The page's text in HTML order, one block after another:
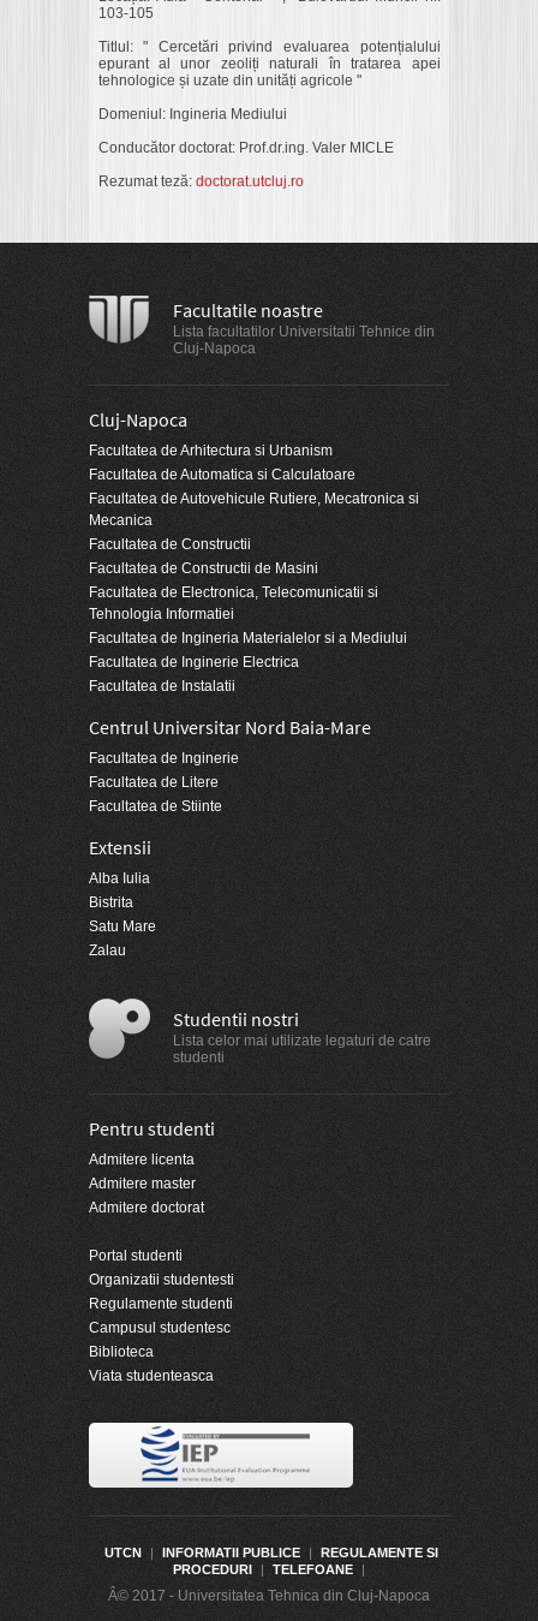
103-105
Titlul: " Cercetări privind evaluarea potențialului
epurant al unor zeoliți naturali în tratarea apei
tehnologice și uzate din unități agricole "
Domeniul: Ingineria Mediului
Conducător doctorat: Prof.dr.ing. Valer MICLE
Rezumat teză: doctorat.utcluj.ro
Facultatile noastre
Lista facultatilor Universitatii Tehnice din
Cluj-Napoca
Cluj-Napoca
Facultatea de Arhitectura si Urbanism
Facultatea de Automatica si Calculatoare
Facultatea de Autovehicule Rutiere, Mecatronica si
Mecanica
Facultatea de Constructii
Facultatea de Constructii de Masini
Facultatea de Electronica, Telecomunicatii si
Tehnologia Informatiei
Facultatea de Ingineria Materialelor si a Mediului
Facultatea de Inginerie Electrica
Facultatea de Instalatii
Centrul Universitar Nord Baia-Mare
Facultatea de Inginerie
Facultatea de Litere
Facultatea de Stiinte
Extensii
Alba Iulia
Bistrita
Satu Mare
Zalau
Studentii nostri
Lista celor mai utilizate legaturi de catre
studenti
Pentru studenti
Admitere licenta
Admitere master
Admitere doctorat
Portal studenti
Organizatii studentesti
Regulamente studenti
Campusul studentesc
Biblioteca
Viata studenteasca
UTCN | INFORMATII PUBLICE |
REGULAMENTE SI
PROCEDURI
| TELEFOANE |
Â© 2017 - Universitatea Tehnica din Cluj-Napoca